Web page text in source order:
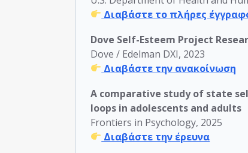
Διαβάστε το πλήρες
Dove Self-Esteem Project
Dove / Edelman DXI, 2023
Διαβάστε την ανακοίνωση
A comparative study of state
loops in adolescents and adults
Frontiers in Psychology, 2025
Διαβάστε την έρευνα